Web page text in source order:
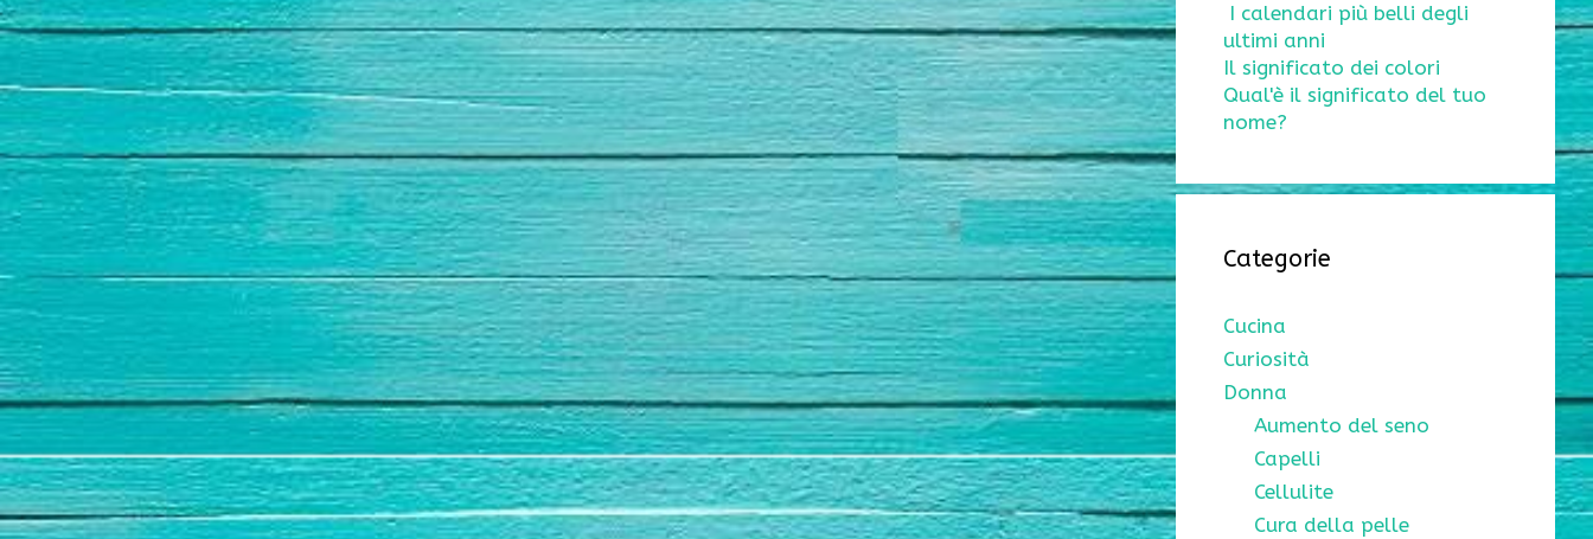
I calendari più belli degli
ultimi anni
Il significato dei colori
Qual'è il significato del tuo
nome?
Categorie
Cucina
Curiosità
Donna
Aumento del seno
Capelli
Cellulite
Cura della pelle